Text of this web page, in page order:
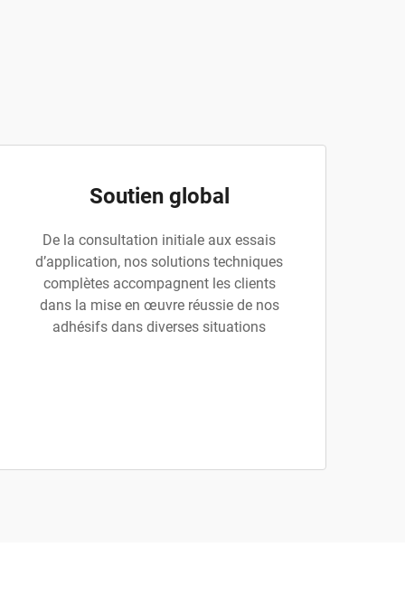
Soutien global
De la consultation initiale aux essais
d’application, nos solutions techniques
complètes accompagnent les clients
dans la mise en œuvre réussie de nos
adhésifs dans diverses situations